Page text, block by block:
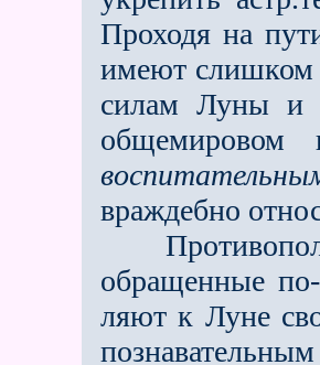
Проходя на
имеют слишком
силам Луны и
общемировом
враждебно
обращенные
ляют к Луне